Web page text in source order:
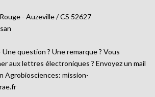
- Auzeville / CS 52627
question ? Une remarque ? Vous
aux lettres électroniques ? Envoyez un mail
Agrobiosciences: mission-